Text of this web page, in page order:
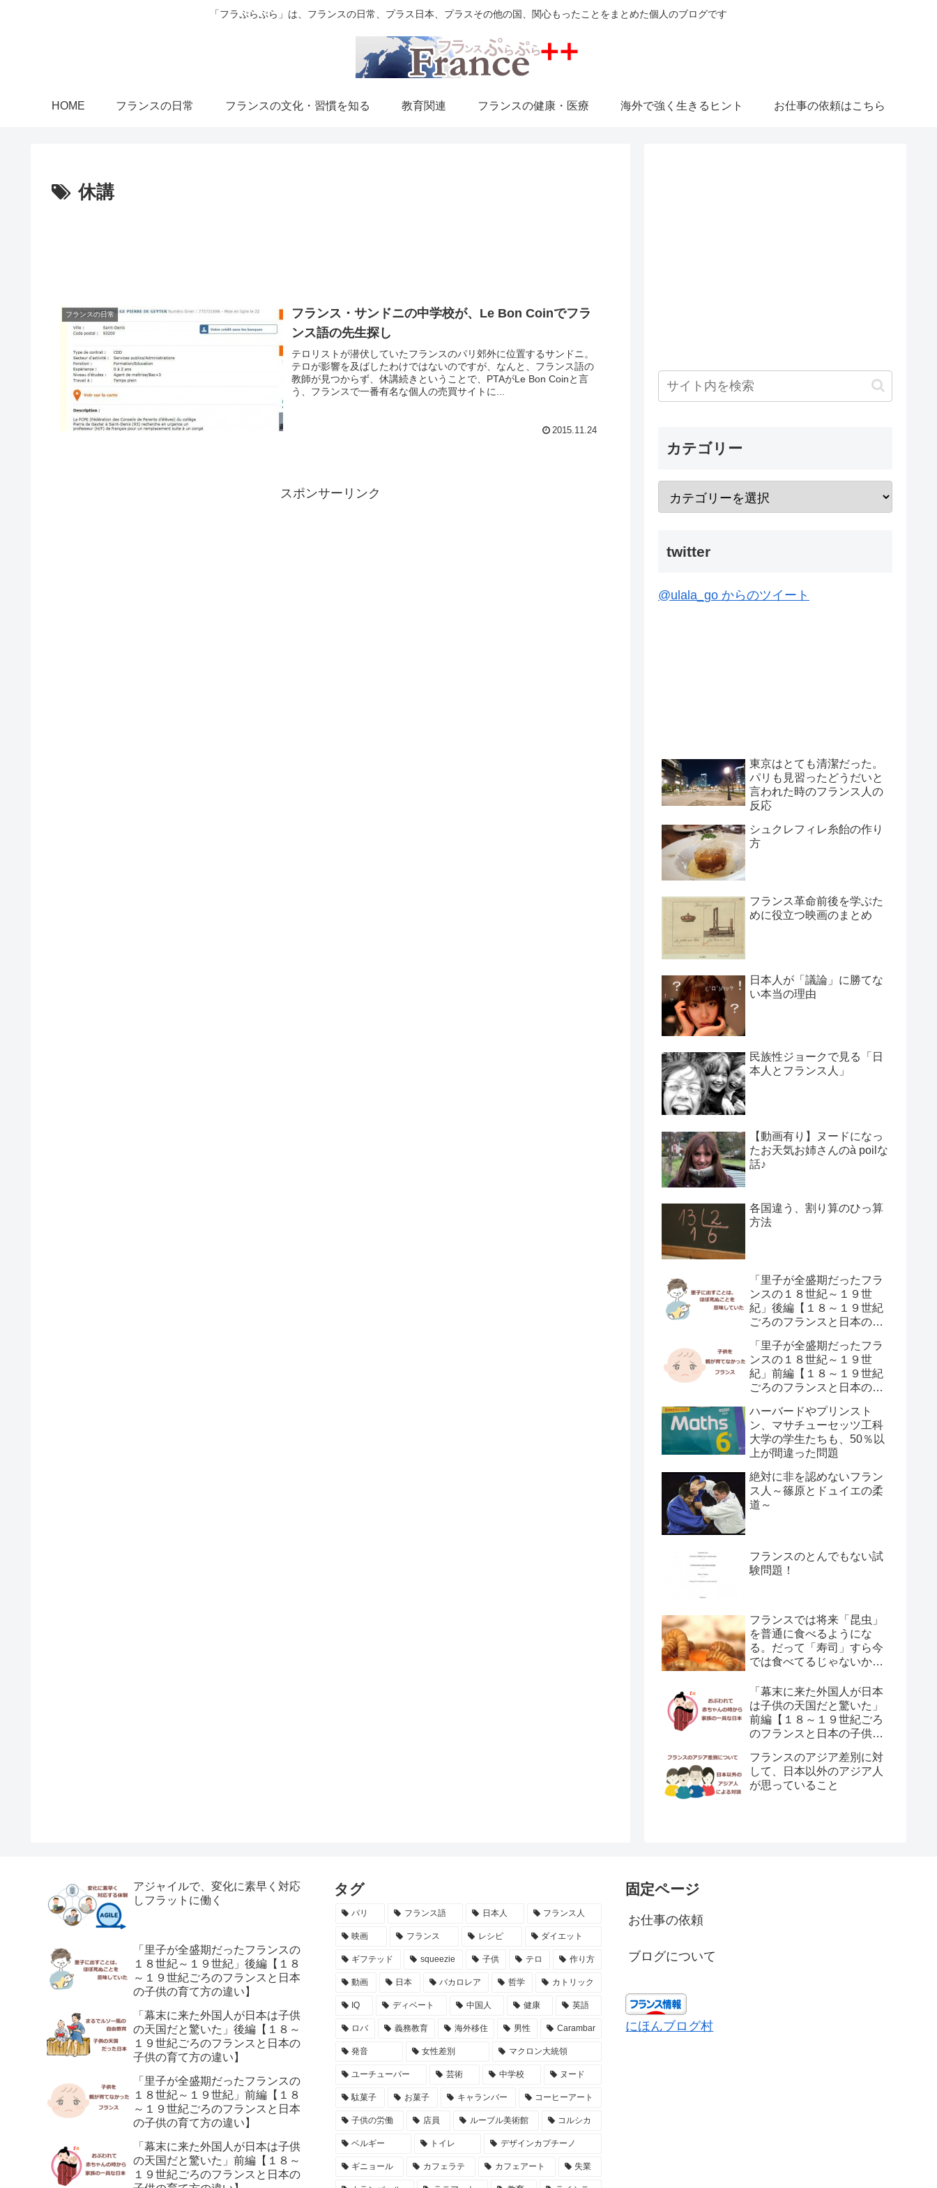
「フラぷらぷら」は、フランスの日常、プラス日本、プラスその他の国、関心もったことをまとめた個人のブログです
HOME フランスの日常 フランスの文化・習慣を知る 教育関連 フランスの健康・医療 海外で強く生きるヒント お仕事の依頼はこちら
休講
フランスの日常
フランス・サンドニの中学校が、Le Bon Coinでフラ
ンス語の先生探し
テロリストが潜伏していたフランスのパリ郊外に位置するサンドニ。
テロが影響を及ばしたわけではないのですが、なんと、フランス語の
教師が見つからず、休講続きということで、PTAがLe Bon Coinと言
う、フランスで一番有名な個人の売買サイトに...
2015.11.24
スポンサーリンク
カテゴリー
twitter
@ulala_go からのツイート
東京はとても清潔だった。
パリも見習ったどうだいと
言われた時のフランス人の
反応
シュクレフィレ糸飴の作り
方
フランス革命前後を学ぶた
めに役立つ映画のまとめ
日本人が「議論」に勝てな
い本当の理由
民族性ジョークで見る「日
本人とフランス人」
【動画有り】ヌードになっ
たお天気お姉さんのà poilな
話♪
各国違う、割り算のひっ算
方法
「里子が全盛期だったフラ
ンスの１８世紀～１９世
紀」後編【１８～１９世紀
ごろのフランスと日本の子
「里子が全盛期だったフラ
ンスの１８世紀～１９世
紀」前編【１８～１９世紀
ごろのフランスと日本の子
ハーバードやプリンスト
ン、マサチューセッツ工科
大学の学生たちも、50％以
上が間違った問題
絶対に非を認めないフラン
ス人～篠原とドュイエの柔
道～
フランスのとんでもない試
験問題！
フランスでは将来「昆虫」
を普通に食べるようにな
る。だって「寿司」すら今
では食べてるじゃないか！
「幕末に来た外国人が日本
は子供の天国だと驚いた」
前編【１８～１９世紀ごろ
のフランスと日本の子供の
フランスのアジア差別に対
して、日本以外のアジア人
が思っていること
アジャイルで、変化に素早く対応
しフラットに働く
「里子が全盛期だったフランスの
１８世紀～１９世紀」後編【１８
～１９世紀ごろのフランスと日本
の子供の育て方の違い】
「幕末に来た外国人が日本は子供
の天国だと驚いた」後編【１８～
１９世紀ごろのフランスと日本の
子供の育て方の違い】
「里子が全盛期だったフランスの
１８世紀～１９世紀」前編【１８
～１９世紀ごろのフランスと日本
の子供の育て方の違い】
「幕末に来た外国人が日本は子供
の天国だと驚いた」前編【１８～
１９世紀ごろのフランスと日本の
タグ
パリ フランス語 日本人 フランス人
映画 フランス レシピ ダイエット
ギフテッド squeezie 子供 テロ 作り方
動画 日本 バカロレア 哲学 カトリック
IQ ディベート 中国人 健康 英語
ロバ 義務教育 海外移住 男性 Carambar
発音 女性差別 マクロン大統領
ユーチューバー 芸術 中学校 ヌード
駄菓子 お菓子 キャランバー コーヒーアート
子供の労働 店員 ルーブル美術館 コルシカ
ベルギー トイレ デザインカプチーノ
ギニョール カフェラテ カフェアート 失業
固定ページ
お仕事の依頼
ブログについて
にほんブログ村